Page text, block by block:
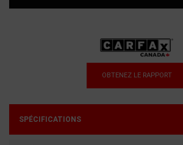
OBTENEZ LE RAPPORT
SPÉCIFICATIONS